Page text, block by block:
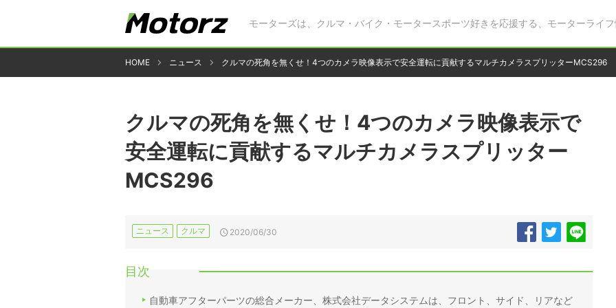
モーターズは、クルマ・バイク・モータースポーツ好きを応援する、モーターライフ
HOME ニュース クルマの死角を無くせ！4つのカメラ映像表示で安全運転に貢献するマルチカメラスプリッターMCS296
クルマの死角を無くせ！4つのカメラ映像表示で
安全運転に貢献するマルチカメラスプリッター
MCS296
ニュース クルマ 2020/06/30
目次
自動車アフターパーツの総合メーカー、株式会社データシステムは、フロント、サイド、リアなど